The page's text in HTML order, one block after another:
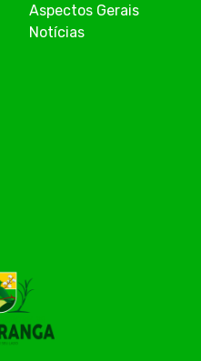
Aspectos Gerais
Notícias